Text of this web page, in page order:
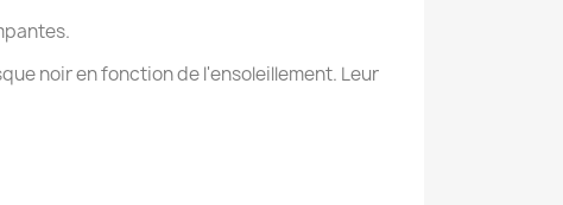
noir en fonction de l'ensoleillement. Leur